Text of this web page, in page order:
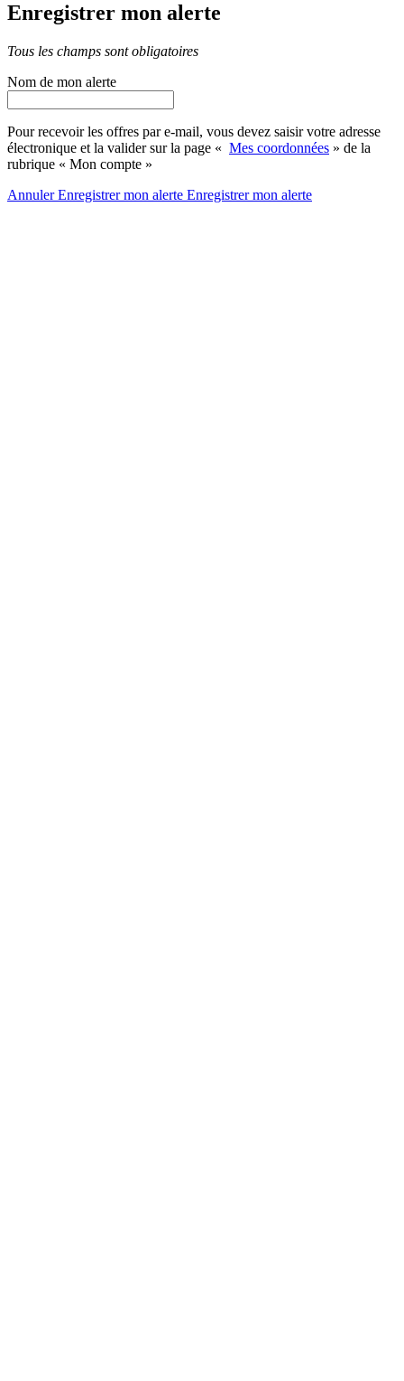
Enregistrer mon alerte
Tous les champs sont obligatoires
Nom de mon alerte
Pour recevoir les offres par e-mail, vous devez saisir votre adresse
électronique et la valider sur la page « Mes coordonnées » de la
rubrique « Mon compte »
AnnulerEnregistrer mon alerte Enregistrermon alerte